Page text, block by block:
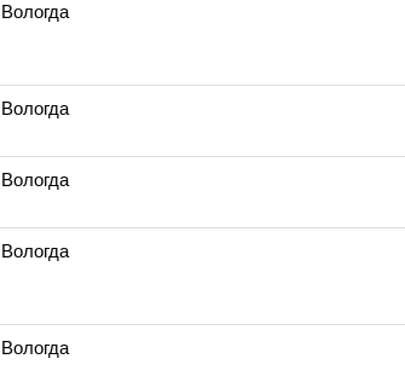
Вологда
Вологда
Вологда
Вологда
Вологда